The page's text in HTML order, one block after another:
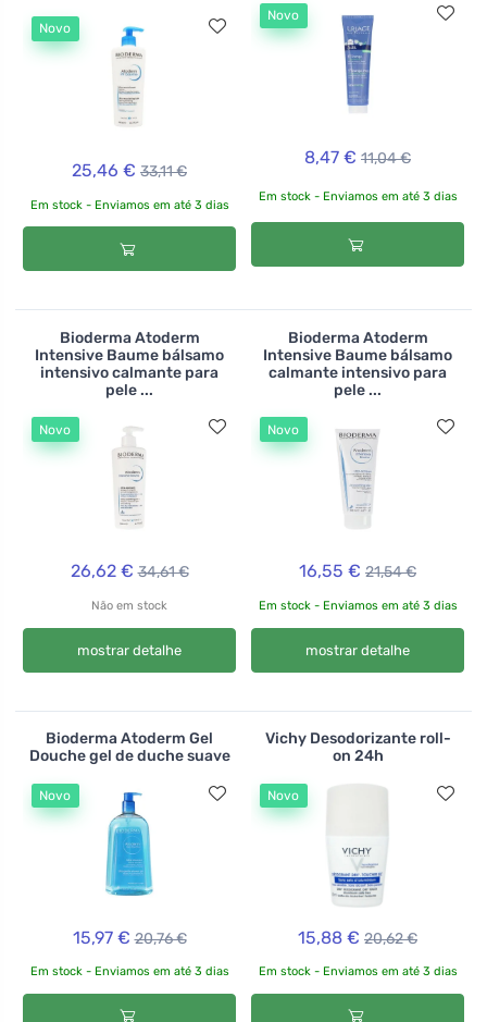
Novo
25,46 € 33,11 €
Em stock - Enviamos em até 3 dias
Novo
8,47 € 11,04 €
Em stock - Enviamos em até 3 dias
Bioderma Atoderm
Intensive Baume bálsamo
intensivo calmante para
pele ...
Novo
26,62 € 34,61 €
Não em stock
mostrar detalhe
Bioderma Atoderm
Intensive Baume bálsamo
calmante intensivo para
pele ...
Novo
16,55 € 21,54 €
Em stock - Enviamos em até 3 dias
mostrar detalhe
Bioderma Atoderm Gel
Douche gel de duche suave
Novo
15,97 € 20,76 €
Em stock - Enviamos em até 3 dias
Vichy Desodorizante roll-
on 24h
Novo
15,88 € 20,62 €
Em stock - Enviamos em até 3 dias